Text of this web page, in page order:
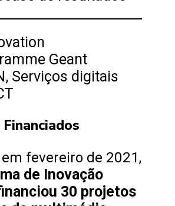
fevereiro de 2021,
de Inovação
30 projetos